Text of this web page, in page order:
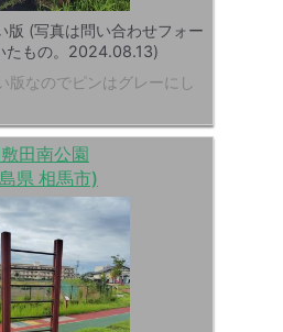
版 (写真は問い合わせフォー
たもの。2024.08.13)
版なのでピンはグレーにし
田南公園
県 相馬市)